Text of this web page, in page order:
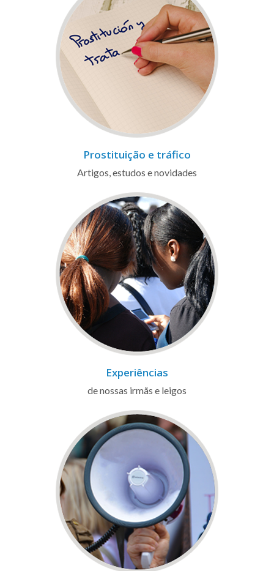
Prostituição e tráfico
Artigos, estudos e novidades
Experiências
de nossas irmãs e leigos